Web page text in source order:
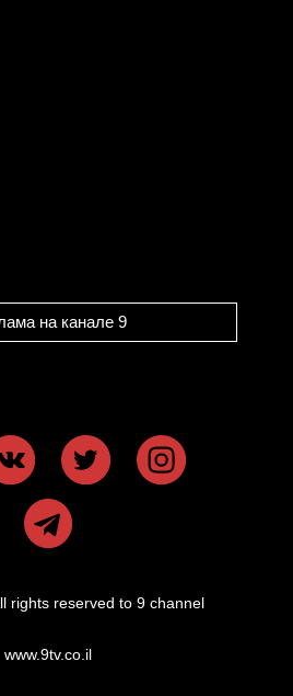
на канале 9
rights reserved to 9 channel
www.9tv.co.il